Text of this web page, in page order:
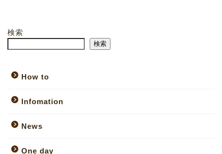
検索
検索
How to
Infomation
News
One day